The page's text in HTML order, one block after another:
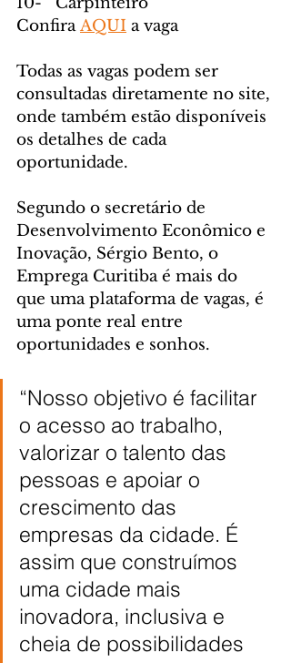
Confira AQUI a vaga
Todas as vagas podem ser
consultadas diretamente no site,
onde também estão disponíveis
os detalhes de cada
oportunidade.
Segundo o secretário de
Desenvolvimento Econômico e
Inovação, Sérgio Bento, o
Emprega Curitiba é mais do
que uma plataforma de vagas, é
uma ponte real entre
oportunidades e sonhos.
“Nosso objetivo é facilitar
o acesso ao trabalho,
valorizar o talento das
pessoas e apoiar o
crescimento das
empresas da cidade. É
assim que construímos
uma cidade mais
inovadora, inclusiva e
cheia de possibilidades